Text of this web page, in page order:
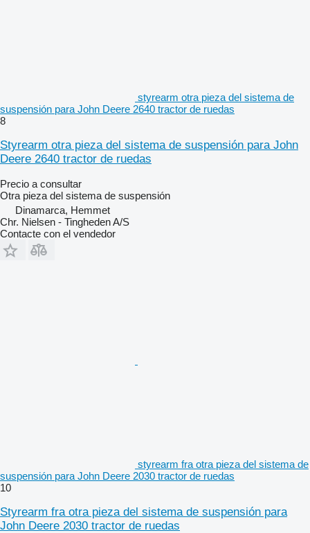
styrearm otra pieza del sistema de
suspensión para John Deere 2640 tractor de ruedas
8
Styrearm otra pieza del sistema de suspensión para John
Deere 2640 tractor de ruedas
Precio a consultar
Otra pieza del sistema de suspensión
Dinamarca, Hemmet
Chr. Nielsen - Tingheden A/S
Contacte con el vendedor
styrearm fra otra pieza del sistema de
suspensión para John Deere 2030 tractor de ruedas
10
Styrearm fra otra pieza del sistema de suspensión para
John Deere 2030 tractor de ruedas